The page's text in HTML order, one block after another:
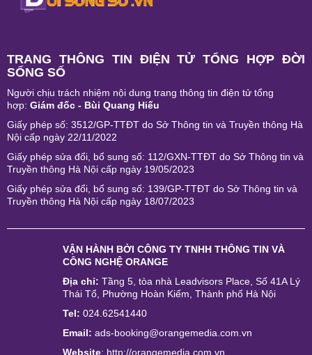
TRANG THÔNG TIN ĐIỆN TỬ TỔNG HỢP ĐỜI
SỐNG SỐ
Người chịu trách nhiệm nội dung trang thông tin điện tử tổng
hợp: Giám đốc - Bùi Quang Hiếu
Giấy phép số: 3512/GP-TTĐT do Sở Thông tin và Truyền thông Hà
Nội cấp ngày 22/11/2022
Giấy phép sửa đổi, bổ sung số: 112/GXN-TTĐT do Sở Thông tin và
Truyền thông Hà Nội cấp ngày 19/05/2023
Giấy phép sửa đổi, bổ sung số: 139/GP-TTĐT do Sở Thông tin và
Truyền thông Hà Nội cấp ngày 18/07/2023
VẬN HÀNH BỞI CÔNG TY TNHH THÔNG TIN VÀ
CÔNG NGHỆ ORANGE
Địa chỉ: Tầng 5, tòa nhà Leadvisors Place, Số 41A Lý
Thái Tổ, Phường Hoàn Kiếm, Thành phố Hà Nội
Tel: 024.62541440
Email: ads-booking@orangemedia.com.vn
Website: http://orangemedia.com.vn